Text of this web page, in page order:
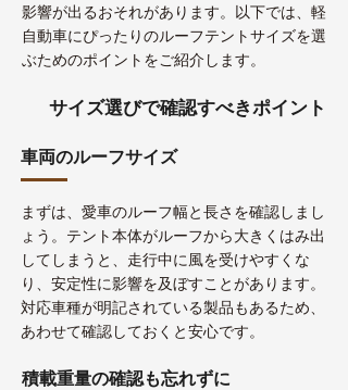
影響が出るおそれがあります。以下では、軽
自動車にぴったりのルーフテントサイズを選
ぶためのポイントをご紹介します。
サイズ選びで確認すべきポイント
車両のルーフサイズ
まずは、愛車のルーフ幅と長さを確認しまし
ょう。テント本体がルーフから大きくはみ出
してしまうと、走行中に風を受けやすくな
り、安定性に影響を及ぼすことがあります。
対応車種が明記されている製品もあるため、
あわせて確認しておくと安心です。
積載重量の確認も忘れずに